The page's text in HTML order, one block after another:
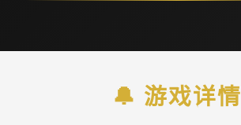
🔔 游戏详情